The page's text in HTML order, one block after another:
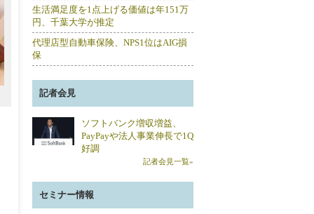
生活満足度を1点上げる価値は年151万
円、千葉大学が推定
代理店型自動車保険、NPS1位はAIG損
保
記者会見
ソフトバンク増収増益、
PayPayや法人事業伸長で1Q
好調
記者会見一覧»
セミナー情報